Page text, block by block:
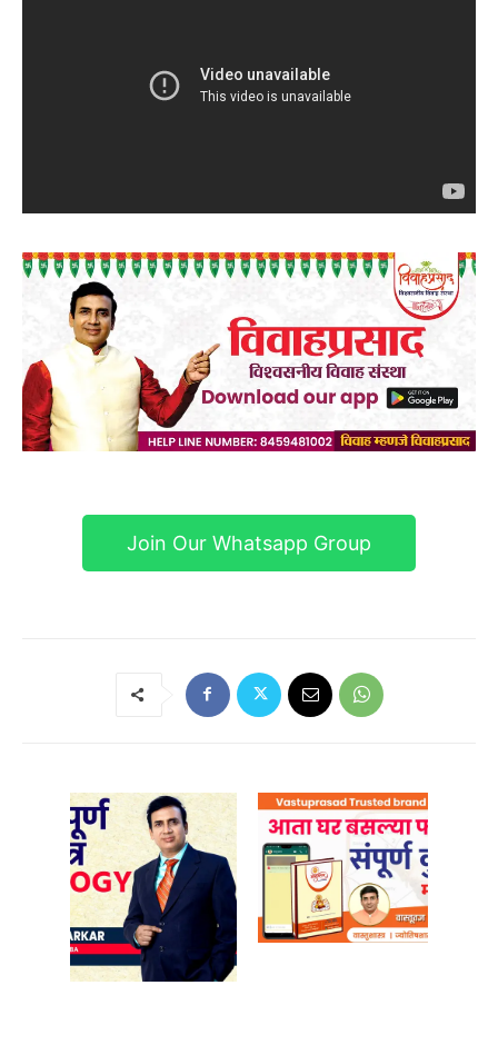
Join Our Whatsapp Group